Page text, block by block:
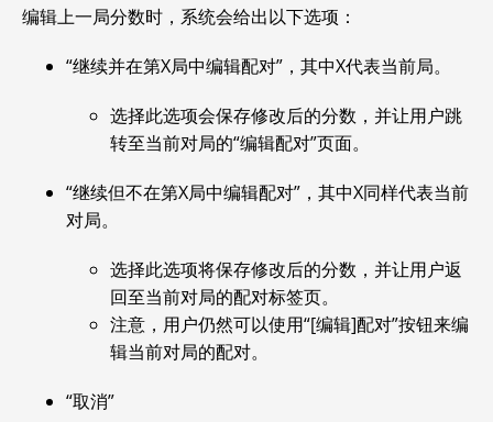
编辑上一局分数时，系统会给出以下选项：
“继续并在第X局中编辑配对”，其中X代表当前局。
选择此选项会保存修改后的分数，并让用户跳
转至当前对局的“编辑配对”页面。
“继续但不在第X局中编辑配对”，其中X同样代表当前
对局。
选择此选项将保存修改后的分数，并让用户返
回至当前对局的配对标签页。
注意，用户仍然可以使用“[编辑]配对”按钮来编
辑当前对局的配对。
“取消”